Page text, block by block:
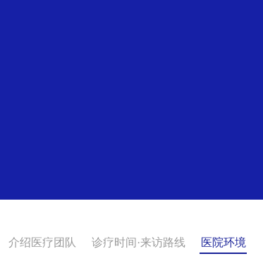
介绍医疗团队 诊疗时间·来访路线 医院环境